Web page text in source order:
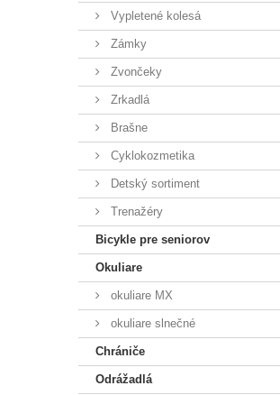
Vypletené kolesá
Zámky
Zvončeky
Zrkadlá
Brašne
Cyklokozmetika
Detský sortiment
Trenažéry
Bicykle pre seniorov
Okuliare
okuliare MX
okuliare slnečné
Chrániče
Odrážadlá